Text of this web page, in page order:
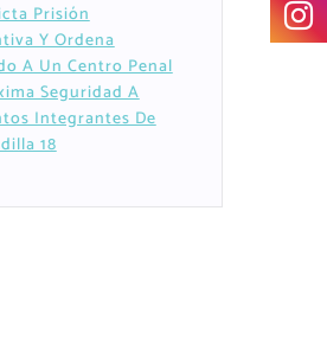
Prisión
Y Ordena
A Un Centro Penal
Seguridad A
Integrantes De
18